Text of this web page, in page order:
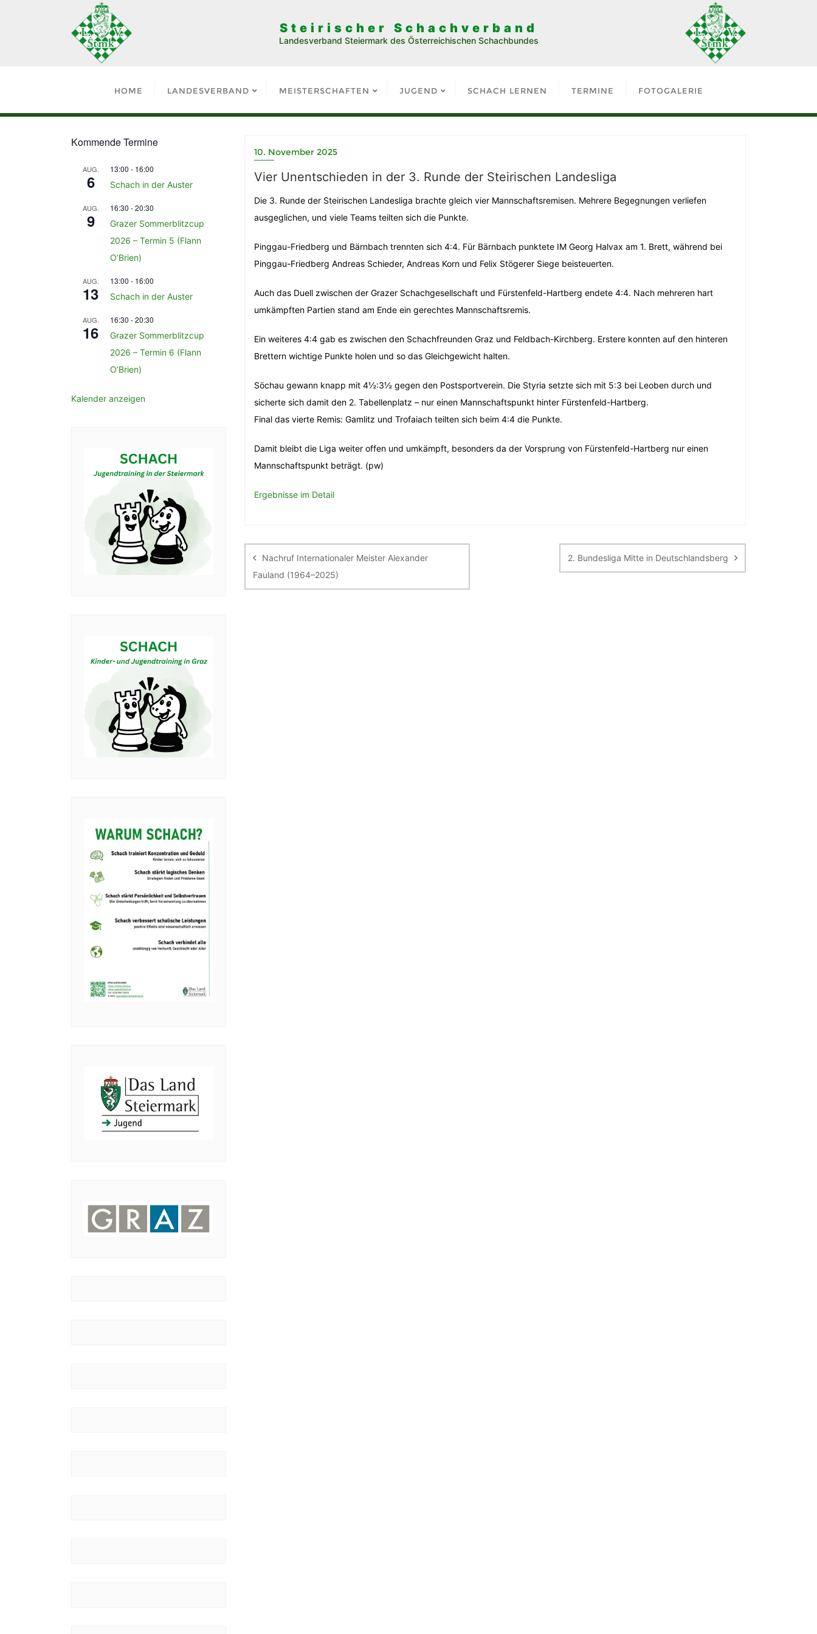
Steirischer Schachverband
Landesverband Steiermark des Österreichischen Schachbundes
HOME LANDESVERBAND MEISTERSCHAFTEN JUGEND SCHACH LERNEN TERMINE FOTOGALERIE
10. November 2025
Vier Unentschieden in der 3. Runde der Steirischen Landesliga
Die 3. Runde der Steirischen Landesliga brachte gleich vier Mannschaftsremisen. Mehrere Begegnungen verliefen
ausgeglichen, und viele Teams teilten sich die Punkte.
Pinggau-Friedberg und Bärnbach trennten sich 4:4. Für Bärnbach punktete IM Georg Halvax am 1. Brett, während bei
Pinggau-Friedberg Andreas Schieder, Andreas Korn und Felix Stögerer Siege beisteuerten.
Auch das Duell zwischen der Grazer Schachgesellschaft und Fürstenfeld-Hartberg endete 4:4. Nach mehreren hart
umkämpften Partien stand am Ende ein gerechtes Mannschaftsremis.
Ein weiteres 4:4 gab es zwischen den Schachfreunden Graz und Feldbach-Kirchberg. Erstere konnten auf den hinteren
Brettern wichtige Punkte holen und so das Gleichgewicht halten.
Söchau gewann knapp mit 4½:3½ gegen den Postsportverein. Die Styria setzte sich mit 5:3 bei Leoben durch und
sicherte sich damit den 2. Tabellenplatz – nur einen Mannschaftspunkt hinter Fürstenfeld-Hartberg.
Final das vierte Remis: Gamlitz und Trofaiach teilten sich beim 4:4 die Punkte.
Damit bleibt die Liga weiter offen und umkämpft, besonders da der Vorsprung von Fürstenfeld-Hartberg nur einen
Mannschaftspunkt beträgt. (pw)
Ergebnisse im Detail
Nachruf Internationaler Meister Alexander
Fauland (1964–2025)
2. Bundesliga Mitte in Deutschlandsberg
Kommende Termine
AUG.
6
13:00 - 16:00
Schach in der Auster
AUG.
9
16:30 -20:30
Grazer Sommerblitzcup
2026 – Termin 5 (Flann
O’Brien)
AUG.
13
13:00 - 16:00
Schach in der Auster
AUG.
16
16:30 -20:30
Grazer Sommerblitzcup
2026 – Termin 6 (Flann
O’Brien)
Kalender anzeigen